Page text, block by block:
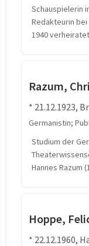
Schauspielerin
Redakteurin
1940
Razum,
* 21.12.1923,
Germanistin;
Studium der
Hannes Razum
Hoppe,
* 22.12.1960,